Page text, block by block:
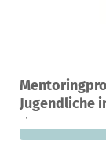
Jugendliche
Ein Projekt in
0
Spenden